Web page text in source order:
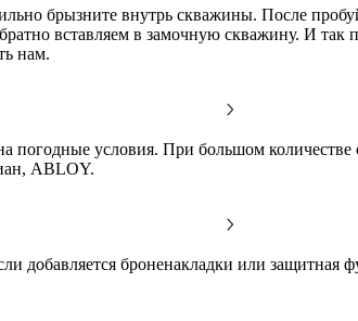
брызните внутрь скважины. После
вставляем в замочную скважину. И
нам.
погодные условия. При большом
ABLOY.
добавляется броненакладки или